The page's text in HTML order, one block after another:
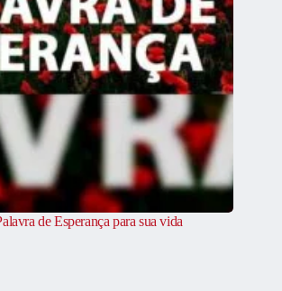
de Esperança para sua vida